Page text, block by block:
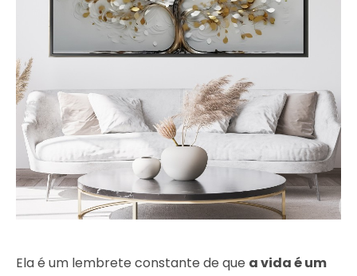
Ela é um lembrete constante de que a vida é um